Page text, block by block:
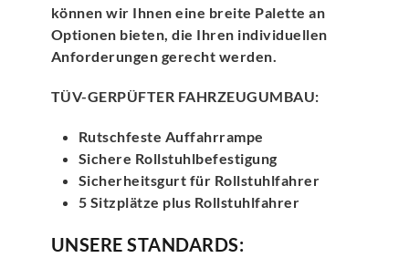
können wir Ihnen eine breite Palette an
Optionen bieten, die Ihren individuellen
Anforderungen gerecht werden.
TÜV-GERPÜFTER FAHRZEUGUMBAU:
Rutschfeste Auffahrrampe
Sichere Rollstuhlbefestigung
Sicherheitsgurt für Rollstuhlfahrer
5 Sitzplätze plus Rollstuhlfahrer
UNSERE STANDARDS: